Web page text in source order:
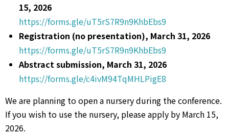
15, 2026
https://forms.gle/uT5rS7R9n9KhbEbs9
Registration (no presentation), March 31, 2026
https://forms.gle/uT5rS7R9n9KhbEbs9
Abstract submission, March 31, 2026
https://forms.gle/c4ivM94TqMHLPigE8
We are planning to open a nursery during the conference.
If you wish to use the nursery, please apply by March 15,
2026.